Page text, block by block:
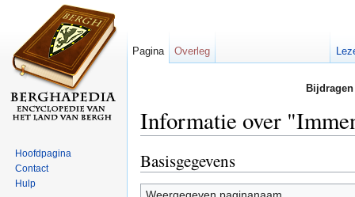
Informatie over
Basisgegevens
Weergegeven paginanaam
Pagina Overleg
Hoofdpagina
Contact
Hulp